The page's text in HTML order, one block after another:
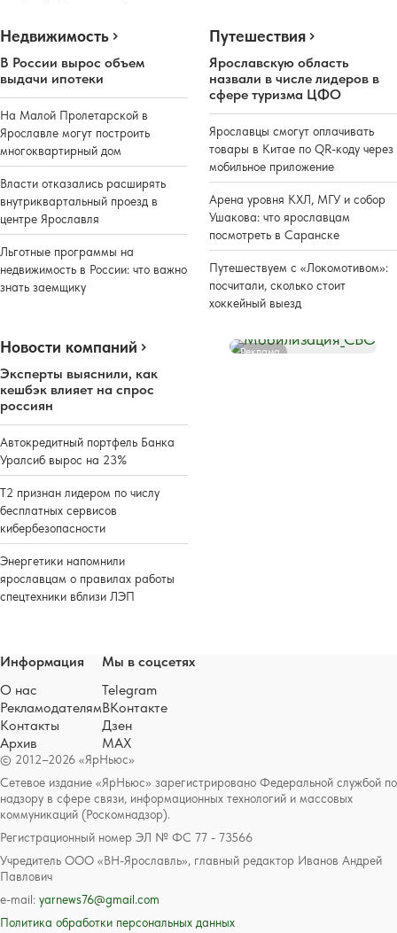
Недвижимость
В России вырос объем
выдачи ипотеки
На Малой Пролетарской в
Ярославле могут построить
многоквартирный дом
Власти отказались расширять
внутриквартальный проезд в
центре Ярославля
Льготные программы на
недвижимость в России: что важно
знать заемщику
Путешествия
Ярославскую область
назвали в числе лидеров в
сфере туризма ЦФО
Ярославцы смогут оплачивать
товары в Китае по QR-коду через
мобильное приложение
Арена уровня КХЛ, МГУ и собор
Ушакова: что ярославцам
посмотреть в Саранске
Путешествуем с «Локомотивом»:
посчитали, сколько стоит
хоккейный выезд
Новости компаний
Эксперты выяснили, как
кешбэк влияет на спрос
россиян
Автокредитный портфель Банка
Уралсиб вырос на 23%
Т2 признан лидером по числу
бесплатных сервисов
кибербезопасности
Энергетики напомнили
ярославцам о правилах работы
спецтехники вблизи ЛЭП
Реклама
© 2012–2026 «ЯрНьюс»
Сетевое издание «ЯрНьюс» зарегистрировано Федеральной службой по
надзору в сфере связи, информационных технологий и массовых
коммуникаций (Роскомнадзор).
Регистрационный номер ЭЛ № ФС 77 - 73566
Учредитель ООО «ВН-Ярославль», главный редактор Иванов Андрей
Павлович
e-mail: yarnews76@gmail.com
Политика обработки персональных данных
Информация
О нас
Рекламодателям
Контакты
Архив
Мы в соцсетях
Telegram
ВКонтакте
Дзен
MAX